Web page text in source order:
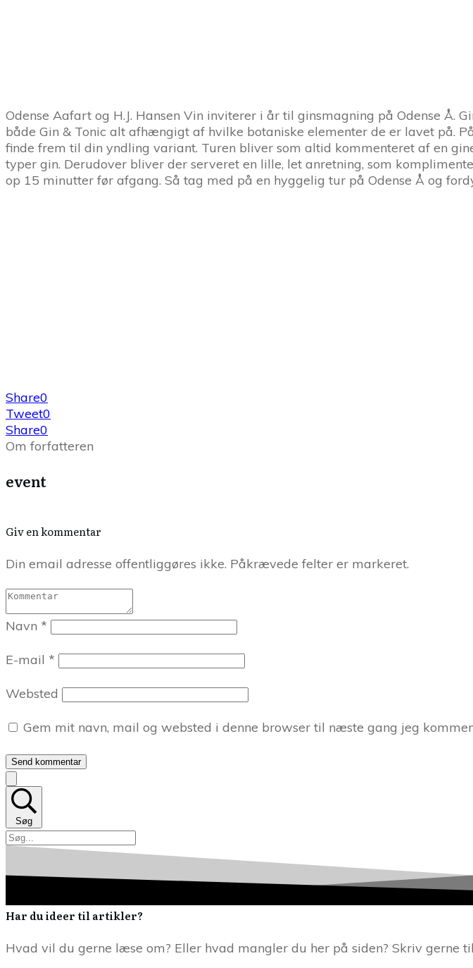
Odense Aafart og H.J. Hansen Vin inviterer i år til ginsmagning på Odense Å.
både Gin & Tonic alt afhængigt af hvilke botaniske elementer de er lavet på.
finde frem til din yndling variant. Turen bliver som altid kommenteret af en
typer gin. Derudover bliver der serveret en lille, let anretning, som
op 15 minutter før afgang. Så tag med på en hyggelig tur på Odense Å og
Share0
Tweet0
Share0
Om forfatteren
event
Giv en kommentar
Din email adresse offentliggøres ikke. Påkrævede felter er markeret.
Navn *
E-mail *
Websted
Gem mit navn, mail og websted i denne browser til næste gang jeg
Send kommentar
Søg
Har du ideer til artikler?
Hvad vil du gerne læse om? Eller hvad mangler du her på siden? Skriv gerne